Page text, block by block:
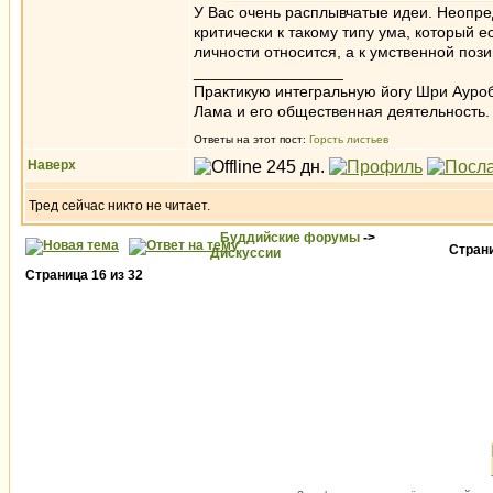
У Вас очень расплывчатые идеи.
критически к такому типу ума, который
личности относится, а к умственной
Практикую интегральную йогу Шри
Лама и его общественная деятельность.
Ответы на этот пост: Горсть листьев
Наверх
Тред сейчас никто не читает.
Буддийские форумы ->
Дискуссии
Страница 16 из 32